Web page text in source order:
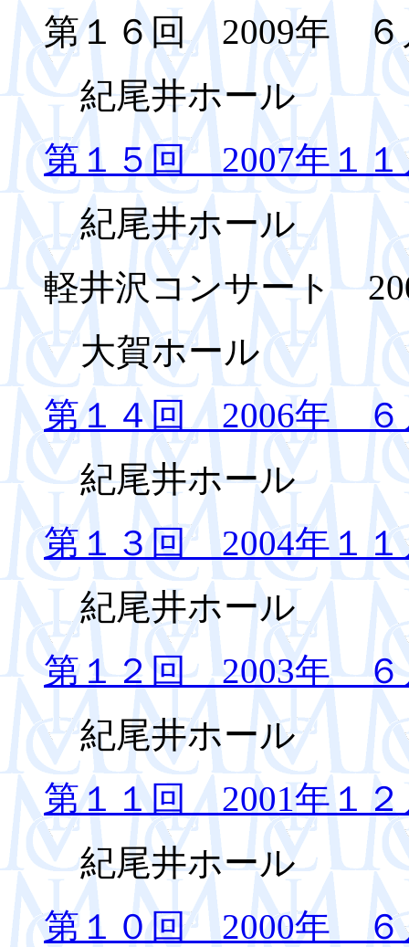
第１６回 2009年 ６
紀尾井ホール
第１５回 2007年１１
紀尾井ホール
軽井沢コンサート
大賀ホール
第１４回 2006年 ６
紀尾井ホール
第１３回 2004年１１
紀尾井ホール
第１２回 2003年 ６
紀尾井ホール
第１１回 2001年１２
紀尾井ホール
第１０回 2000年 ６